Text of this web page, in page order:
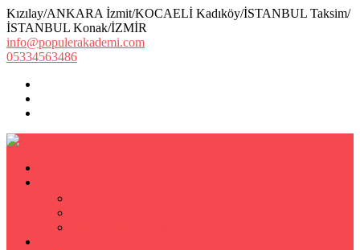
Kızılay/ANKARA İzmit/KOCAELİ Kadıköy/İSTANBUL Taksim/
İSTANBUL Konak/İZMİR
info@populerakademi.com
05334563486